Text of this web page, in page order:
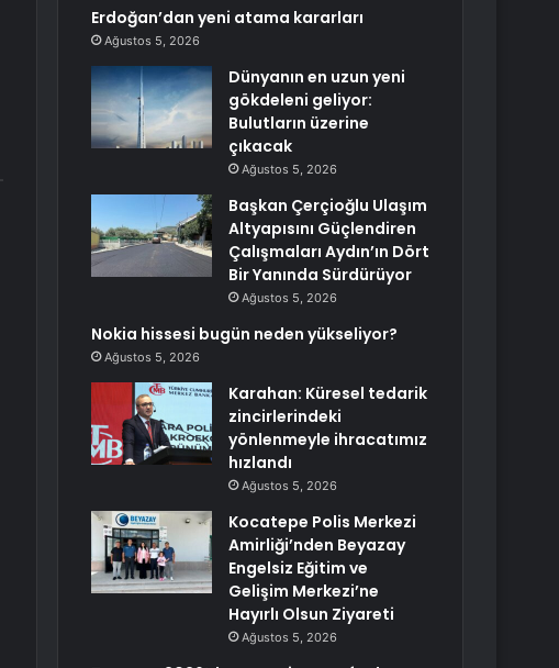
Erdoğan’dan yeni atama kararları
Ağustos 5, 2026
Dünyanın en uzun yeni
gökdeleni geliyor:
Bulutların üzerine
çıkacak
Ağustos 5, 2026
Başkan Çerçioğlu Ulaşım
Altyapısını Güçlendiren
Çalışmaları Aydın’ın Dört
Bir Yanında Sürdürüyor
Ağustos 5, 2026
Nokia hissesi bugün neden yükseliyor?
Ağustos 5, 2026
Karahan: Küresel tedarik
zincirlerindeki
yönlenmeyle ihracatımız
hızlandı
Ağustos 5, 2026
Kocatepe Polis Merkezi
Amirliği’nden Beyazay
Engelsiz Eğitim ve
Gelişim Merkezi’ne
Hayırlı Olsun Ziyareti
Ağustos 5, 2026